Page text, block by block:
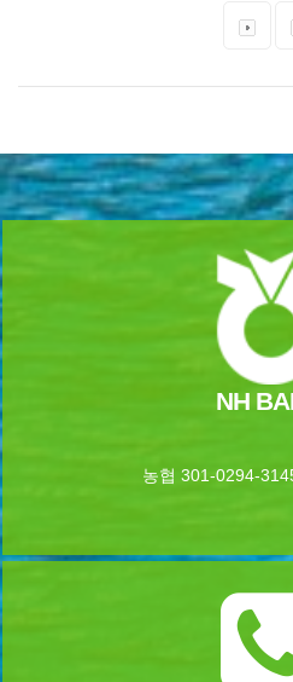
NH
농협 301-0294-